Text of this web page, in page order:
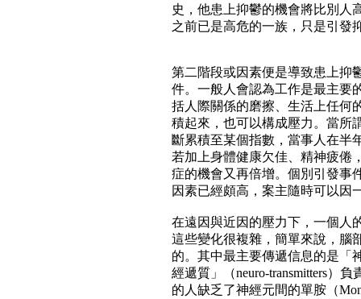
史，他患上抑鬱的機會將比別人
之前已是高危的一族，只是引發
第二階段或因素便是導致患上抑
件。一般人會認為工作是最主要
括人際關係的磨擦、生活上任何
積起來，也可以構成壓力。當所
斷累積至某個指數，當事人在半
若加上身體健康欠佳、精神疲倦
症的機會又再倍增。個別引發事
因素已經頗高，案主隨時可以因
在遠因與近因的壓力下，一個人
這些變化很複雜，簡單來說，腦
的。其中最主要傳遞信息的是「
經遞質」（neuro-transmitters）
的人缺乏了神經元間的單胺（